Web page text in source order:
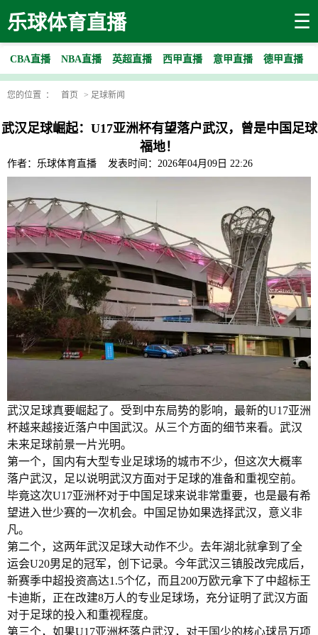
乐球体育直播 ☰
CBA直播 NBA直播 英超直播 西甲直播 意甲直播 德甲直播
您的位置 ： 首页 > 足球新闻
武汉足球崛起：U17亚洲杯有望落户武汉，曾是中国足球
福地！
作者：乐球体育直播 发表时间：2026年04月09日 22:26
武汉足球真要崛起了。受到中东局势的影响，最新的U17亚洲
杯越来越接近落户中国武汉。从三个方面的细节来看。武汉
未来足球前景一片光明。
第一个，国内有大型专业足球场的城市不少，但这次大概率
落户武汉，足以说明武汉方面对于足球的准备和重视空前。
毕竟这次U17亚洲杯对于中国足球来说非常重要，也是最有希
望进入世少赛的一次机会。中国足协如果选择武汉，意义非
凡。
第二个，这两年武汉足球大动作不少。去年湖北就拿到了全
运会U20男足的冠军，创下记录。今年武汉三镇股改完成后，
新赛季中超投资高达1.5个亿，而且200万欧元拿下了中超标王
卡迪斯，正在改建8万人的专业足球场，充分证明了武汉方面
对于足球的投入和重视程度。
第三个，如果U17亚洲杯落户武汉，对于国少的核心球员万项